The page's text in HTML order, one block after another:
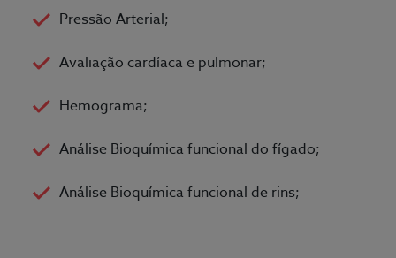
Pressão Arterial;
Avaliação cardíaca e pulmonar;
Hemograma;
Análise Bioquímica funcional do fígado;
Análise Bioquímica funcional de rins;